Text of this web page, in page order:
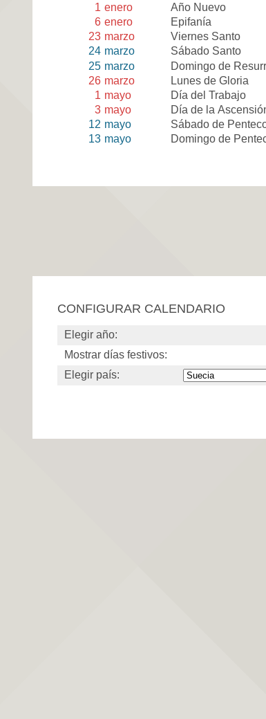
1 enero
Año Nuevo
6 enero
Epifanía
23 marzo
Viernes Santo
24 marzo
Sábado Santo
25 marzo
Domingo de
26 marzo
Lunes de Gloria
1 mayo
Día del Trabajo
3 mayo
Día de la
12 mayo
Sábado de
13 mayo Domingo de
CONFIGURAR CALENDARIO
Elegir año:
Mostrar días festivos:
Elegir país: